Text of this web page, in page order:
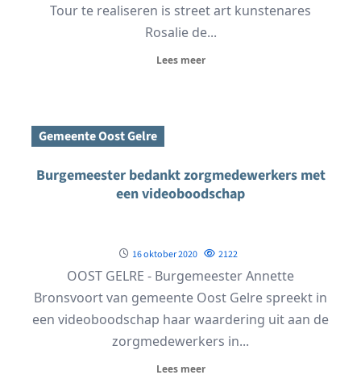
Tour te realiseren is street art kunstenares
Rosalie de...
Lees meer
Gemeente Oost Gelre
Burgemeester bedankt zorgmedewerkers met
een videoboodschap
16 oktober 2020 2122
OOST GELRE - Burgemeester Annette
Bronsvoort van gemeente Oost Gelre spreekt in
een videoboodschap haar waardering uit aan de
zorgmedewerkers in...
Lees meer